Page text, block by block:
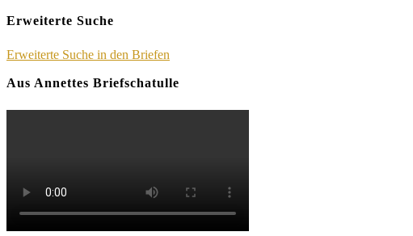
Erweiterte Suche
Erweiterte Suche in den Briefen
Aus Annettes Briefschatulle